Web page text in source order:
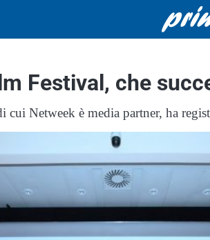
Festival, che
cui Netweek è media partner, ha